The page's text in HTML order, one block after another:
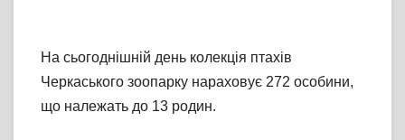
На сьогоднішній день колекція птахів
Черкаського зоопарку нараховує 272 особини,
що належать до 13 родин.